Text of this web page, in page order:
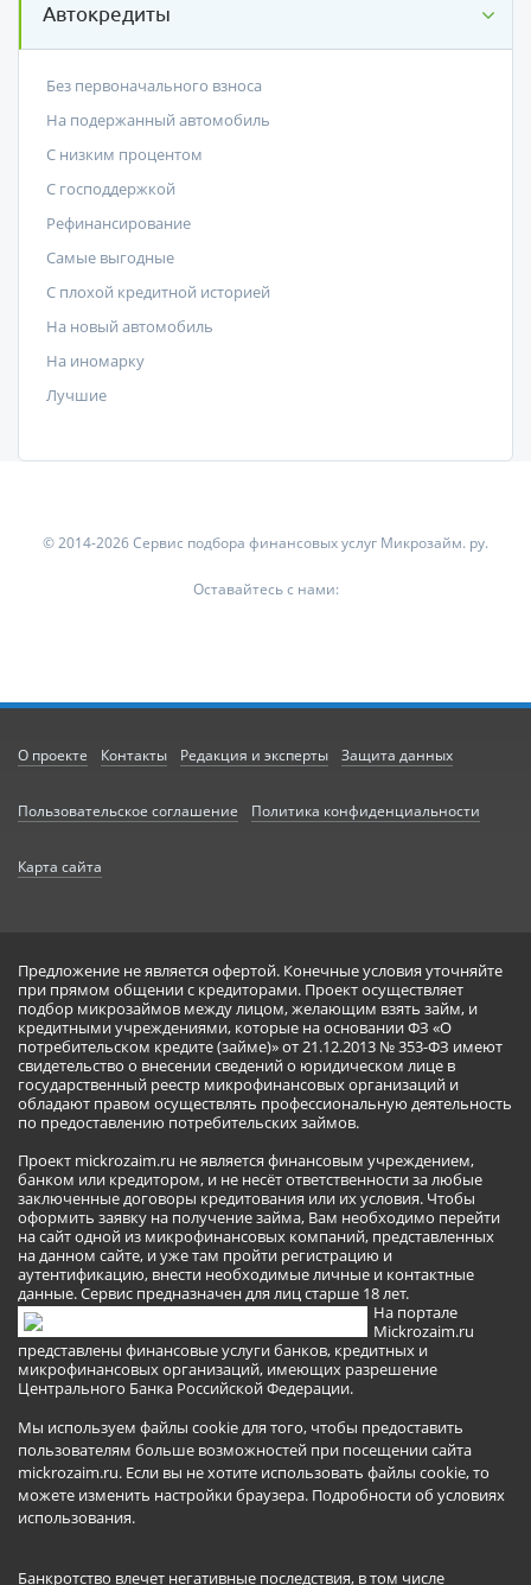
Автокредиты
Без первоначального взноса
На подержанный автомобиль
С низким процентом
C господдержкой
Рефинансирование
Самые выгодные
С плохой кредитной историей
На новый автомобиль
На иномарку
Лучшие
© 2014-2026 Сервис подбора финансовых услуг Микрозайм. ру.
Оставайтесь с нами:
О проекте Контакты Редакция и эксперты Защита данных
Пользовательское соглашение Политика конфиденциальности
Карта сайта
Предложение не является офертой. Конечные условия уточняйте
при прямом общении с кредиторами. Проект осуществляет
подбор микрозаймов между лицом, желающим взять займ, и
кредитными учреждениями, которые на основании ФЗ «О
потребительском кредите (займе)» от 21.12.2013 № 353-ФЗ имеют
свидетельство о внесении сведений о юридическом лице в
государственный реестр микрофинансовых организаций и
обладают правом осуществлять профессиональную деятельность
по предоставлению потребительских займов.
Проект mickrozaim.ru не является финансовым учреждением,
банком или кредитором, и не несёт ответственности за любые
заключенные договоры кредитования или их условия. Чтобы
оформить заявку на получение займа, Вам необходимо перейти
на сайт одной из микрофинансовых компаний, представленных
на данном сайте, и уже там пройти регистрацию и
аутентификацию, внести необходимые личные и контактные
данные. Сервис предназначен для лиц старше 18 лет.
На портале
Mickrozaim.ru
представлены финансовые услуги банков, кредитных и
микрофинансовых организаций, имеющих разрешение
Центрального Банка Российской Федерации.
Мы используем файлы cookie для того, чтобы предоставить
пользователям больше возможностей при посещении сайта
mickrozaim.ru. Если вы не хотите использовать файлы cookie, то
можете изменить настройки браузера. Подробности об условиях
использования.
Банкротство влечет негативные последствия, в том числе